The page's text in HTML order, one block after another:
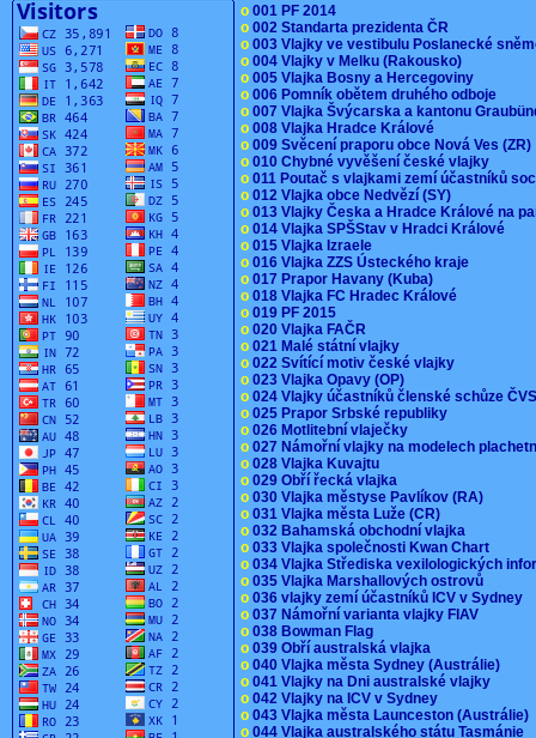
o 001 PF 2014
o 002 Standarta prezidenta ČR
o 003 Vlajky ve vestibulu Poslanecké
o 004 Vlajky v Melku (Rakousko)
o 005 Vlajka Bosny a Hercegoviny
o 006 Pomník obětem druhého odboje
o 007 Vlajka Švýcarska a kantonu
o 008 Vlajka Hradce Králové
o 009 Svěcení praporu obce Nová Ves
o 010 Chybné vyvěšení české vlajky
o 011 Poutač s vlajkami zemí účastníků
o 012 Vlajka obce Nedvězí (SY)
o 013 Vlajky Česka a Hradce Králové na
o 014 Vlajka SPŠStav v Hradci Králové
o 015 Vlajka Izraele
o 016 Vlajka ZZS Ústeckého kraje
o 017 Prapor Havany (Kuba)
o 018 Vlajka FC Hradec Králové
o 019 PF 2015
o 020 Vlajka FAČR
o 021 Malé státní vlajky
o 022 Svítící motiv české vlajky
o 023 Vlajka Opavy (OP)
o 024 Vlajky účastníků členské schůze
o 025 Prapor Srbské republiky
o 026 Motlitební vlaječky
o 027 Námořní vlajky na modelech
o 028 Vlajka Kuvajtu
o 029 Obří řecká vlajka
o 030 Vlajka městyse Pavlíkov (RA)
o 031 Vlajka města Luže (CR)
o 032 Bahamská obchodní vlajka
o 033 Vlajka společnosti Kwan Chart
o 034 Vlajka Střediska vexilologických
o 035 Vlajka Marshallových ostrovů
o 036 vlajky zemí účastníků ICV v Sydney
o 037 Námořní varianta vlajky FIAV
o 038 Bowman Flag
o 039 Obří australská vlajka
o 040 Vlajka města Sydney (Austrálie)
o 041 Vlajky na Dni australské vlajky
o 042 Vlajky na ICV v Sydney
o 043 Vlajka města Launceston (Austrálie)
o 044 Vlajka australského státu Tasmánie